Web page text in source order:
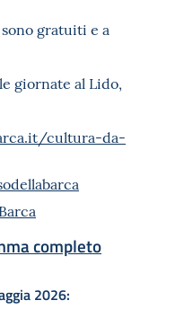
gratuiti e a
giornate al Lido,
cultura-da-
completo
2026: